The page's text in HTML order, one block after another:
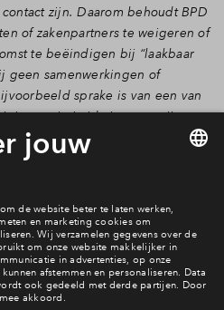
zijn. Daarom behoudt BPD
of zakenpartners te weigeren of
te beëindigen bij “laakbaar
geen samenwerkingen of
sprake is van een van
intimidatie, pesterijen,
of diefstal. Bij
onze medewerkers
en maken wij melding bij